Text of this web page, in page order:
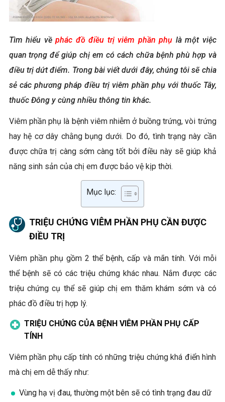
Tìm hiểu về phác đồ điều trị viêm phần phụ là một việc
quan trọng để giúp chị em có cách chữa bệnh phù hợp và
điều trị dứt điểm. Trong bài viết dưới đây, chúng tôi sẽ chia
sẻ các phương pháp điều trị viêm phần phụ với thuốc Tây,
thuốc Đông y cùng nhiều thông tin khác.
Viêm phần phụ là bệnh viêm nhiễm ở buồng trứng, vòi trứng
hay hệ cơ dây chằng bụng dưới. Do đó, tình trạng này cần
được chữa trị càng sớm càng tốt bởi điều này sẽ giúp khả
năng sinh sản của chị em được bảo vệ kịp thời.
Mục lục:
TRIỆU CHỨNG VIÊM PHẦN PHỤ CẦN ĐƯỢC
ĐIỀU TRỊ
Viêm phần phụ gồm 2 thể bệnh, cấp và mãn tính. Với mỗi
thể bệnh sẽ có các triệu chứng khác nhau. Nắm được các
triệu chứng cụ thể sẽ giúp chị em thăm khám sớm và có
phác đồ điều trị hợp lý.
TRIỆU CHỨNG CỦA BỆNH VIÊM PHẦN PHỤ CẤP
TÍNH
Viêm phần phụ cấp tính có những triệu chứng khá điển hình
mà chị em dễ thấy như:
Vùng hạ vị đau, thường một bên sẽ có tình trạng đau dữ